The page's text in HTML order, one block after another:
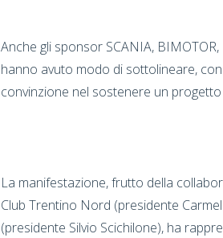
Anche gli sponsor SCANIA, BIMOTOR,
hanno avuto modo di sottolineare,
convinzione nel sostenere un
La manifestazione, frutto della
Club Trentino Nord (presidente
(presidente Silvio Scichilone), ha